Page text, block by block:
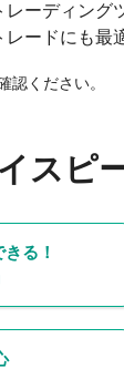
ーディン
ードにも最
認ください。
スピ
る！